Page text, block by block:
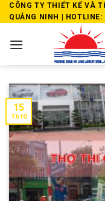
Skip
to
CÔNG TY THIẾT KẾ VÀ
QUẢNG NINH |
15
Th10